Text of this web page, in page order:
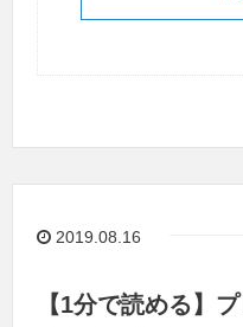
2019.08.16
【1分で読める】